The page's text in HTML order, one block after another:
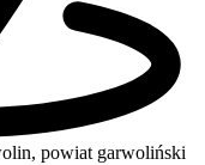
powiat garwoliński